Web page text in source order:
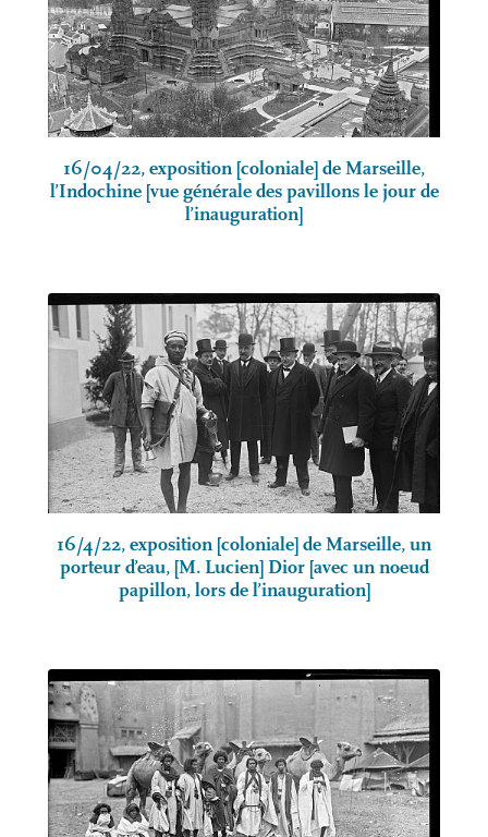
16/04/22, exposition [coloniale] de Marseille,
l’Indochine [vue générale des pavillons le jour de
l’inauguration]
16/4/22, exposition [coloniale] de Marseille, un
porteur d’eau, [M. Lucien] Dior [avec un noeud
papillon, lors de l’inauguration]